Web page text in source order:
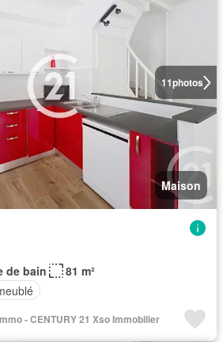
11photos
Maison
de bain
81 m²
- CENTURY 21 Xso Immobilier